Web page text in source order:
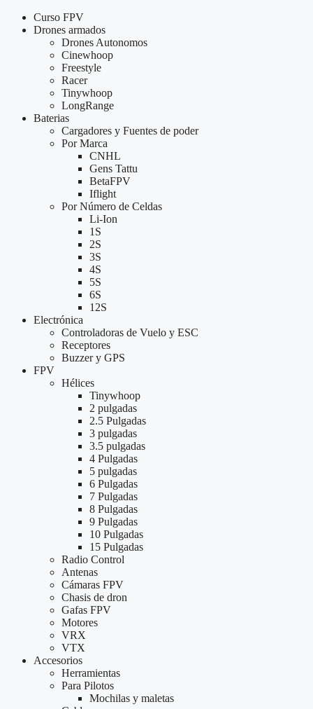
Curso FPV
Drones armados
Drones Autonomos
Cinewhoop
Freestyle
Racer
Tinywhoop
LongRange
Baterias
Cargadores y Fuentes de poder
Por Marca
CNHL
Gens Tattu
BetaFPV
Iflight
Por Número de Celdas
Li-Ion
1S
2S
3S
4S
5S
6S
12S
Electrónica
Controladoras de Vuelo y ESC
Receptores
Buzzer y GPS
FPV
Hélices
Tinywhoop
2 pulgadas
2.5 Pulgadas
3 pulgadas
3.5 pulgadas
4 Pulgadas
5 pulgadas
6 Pulgadas
7 Pulgadas
8 Pulgadas
9 Pulgadas
10 Pulgadas
15 Pulgadas
Radio Control
Antenas
Cámaras FPV
Chasis de dron
Gafas FPV
Motores
VRX
VTX
Accesorios
Herramientas
Para Pilotos
Mochilas y maletas